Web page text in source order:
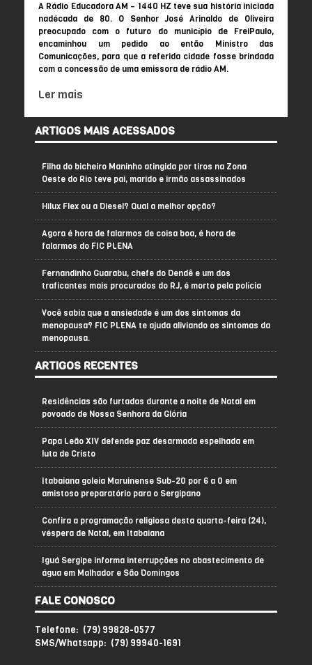
A Rádio Educadora AM – 1440 HZ teve sua história iniciada
nadécada de 80. O Senhor José Arinaldo de Oliveira
preocupado com o futuro do município de FreiPaulo,
encaminhou um pedido ao então Ministro das
Comunicações, para que a referida cidade fosse brindada
com a concessão de uma emissora de rádio AM.
Ler mais
ARTIGOS MAIS ACESSADOS
Filha do bicheiro Maninho atingida por tiros na Zona
Oeste do Rio teve pai, marido e irmão assassinados
Hilux Flex ou a Diesel? Qual a melhor opção?
Agora é hora de falarmos de coisa boa, é hora de
falarmos do FIC PLENA
Fernandinho Guarabu, chefe do Dendê e um dos
traficantes mais procurados do RJ, é morto pela polícia
Você sabia que a ansiedade é um dos sintomas da
menopausa? FIC PLENA te ajuda aliviando os sintomas da
menopausa.
ARTIGOS RECENTES
Residências são furtadas durante a noite de Natal em
povoado de Nossa Senhora da Glória
Papa Leão XIV defende paz desarmada espelhada em
luta de Cristo
Itabaiana goleia Maruinense Sub-20 por 6 a 0 em
amistoso preparatório para o Sergipano
Confira a programação religiosa desta quarta-feira (24),
véspera de Natal, em Itabaiana
Iguá Sergipe informa interrupções no abastecimento de
água em Malhador e São Domingos
FALE CONOSCO
Telefone: (79) 99828-0577
SMS/Whatsapp: (79) 99940-1691